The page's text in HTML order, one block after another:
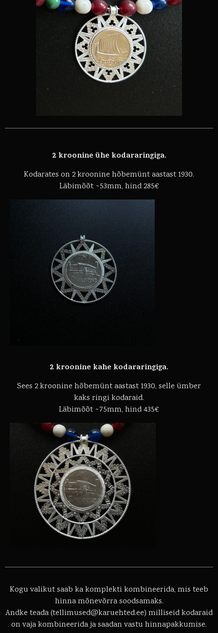
2 kroonine ühe kodararingiga.
Kodarates on 2 kroonine hõbemünt aastast 1930.
Läbimõõt ~53mm, hind 285€
2 kroonine kahe kodararingiga.
Sees 2 kroonine hõbemünt aastast 1930, selle ümber
kaks ringi kodaraid.
Läbimõõt ~75mm, hind 435€
Kogu valikut saab ka komplekti kombineerida, mis teeb
hinna mõnevõrra soodsamaks.
Andke teada (tellimused@karuehted.ee) milliseid kodaraid
on vaja kombineerida ja saadan vastu hinnapakkumise.